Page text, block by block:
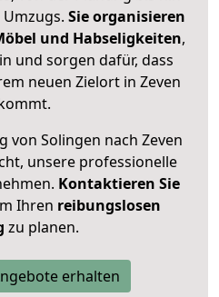
Sie organisieren
und Habseligkeiten,
und sorgen dafür, dass
neuen Zielort in Zeven
von Solingen nach Zeven
unsere professionelle
Kontaktieren Sie
Ihren reibungslosen
zu planen.
erhalten